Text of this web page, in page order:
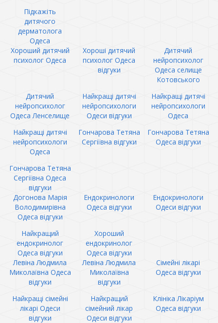
Підкажіть
дитячого
дерматолога
Одеса
Хороший дитячий
психолог Одеса
Хороші дитячий
психолог Одеса
відгуки
Дитячий
нейропсихолог
Одеса селище
Котовського
Дитячий
нейропсихолог
Одеса Ленселище
Найкращі дитячі
нейропсихологи
Одеси відгуки
Найкращі дитячі
нейропсихологи
Одеса
Найкращі дитячі
нейропсихологи
Одеса
Гончарова Тетяна
Сергіївна відгуки
Гончарова Тетяна
Одеса відгуки
Гончарова Тетяна
Сергіївна Одеса
відгуки
Догонова Марія
Володимирівна
Одеса відгуки
Ендокринологи
Одеса відгуки
Ендокринологи
Одеси відгуки
Найкращий
ендокринолог
Одеса відгуки
Хороший
ендокринолог
Одеса відгуки
Левіна Людмила
Миколаївна Одеса
відгуки
Левіна Людмила
Миколаївна
відгуки
Сімейні лікарі
Одеса відгуки
Найкращі сімейні
лікарі Одеси
відгуки
Найкращий
сімейний лікар
Одеси відгуки
Клініка Лікаріум
Одеса відгуки